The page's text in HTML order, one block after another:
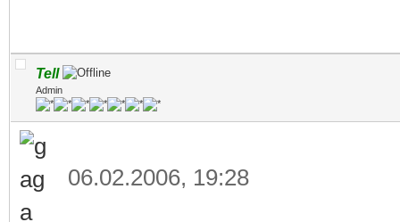
Tell
Admin
06.02.2006, 19:28